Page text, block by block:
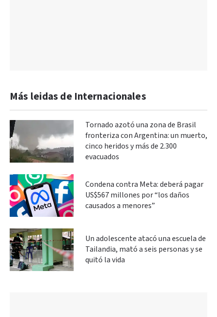
Más leidas de Internacionales
Tornado azotó una zona de Brasil
fronteriza con Argentina: un muerto,
cinco heridos y más de 2.300
evacuados
Condena contra Meta: deberá pagar
US$567 millones por “los daños
causados a menores”
Un adolescente atacó una escuela de
Tailandia, mató a seis personas y se
quitó la vida